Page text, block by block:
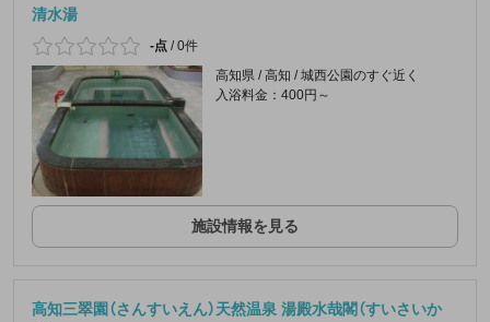
清水湯
-点 /0件
高知県 / 高知 / 城西公園のすぐ近く
入浴料金：400円～
施設情報を見る
高知三翠園（さんすいえん）天然温泉 湯殿水哉閣（すいさいか